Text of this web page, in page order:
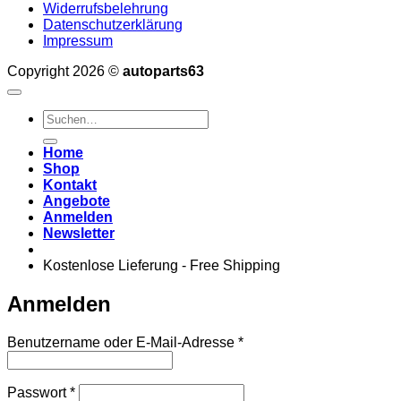
Widerrufsbelehrung
Datenschutzerklärung
Impressum
Copyright 2026 © autoparts63
Suchen
nach:
Home
Shop
Kontakt
Angebote
Anmelden
Newsletter
Kostenlose Lieferung - Free Shipping
Anmelden
Benutzername oder E-Mail-Adresse *Erforderlich
Passwort*Erforderlich